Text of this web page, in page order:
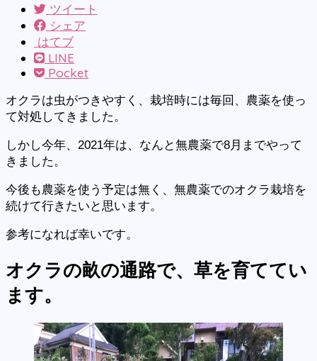
ツイート
シェア
はてブ
LINE
Pocket
オクラは虫がつきやすく、栽培時には毎回、農薬を使っ
て対処してきました。
しかし今年、2021年は、なんと無農薬で8月までやって
きました。
今後も農薬を使う予定は無く、無農薬でのオクラ栽培を
続けて行きたいと思います。
参考になれば幸いです。
オクラの畝の通路で、草を育ててい
ます。